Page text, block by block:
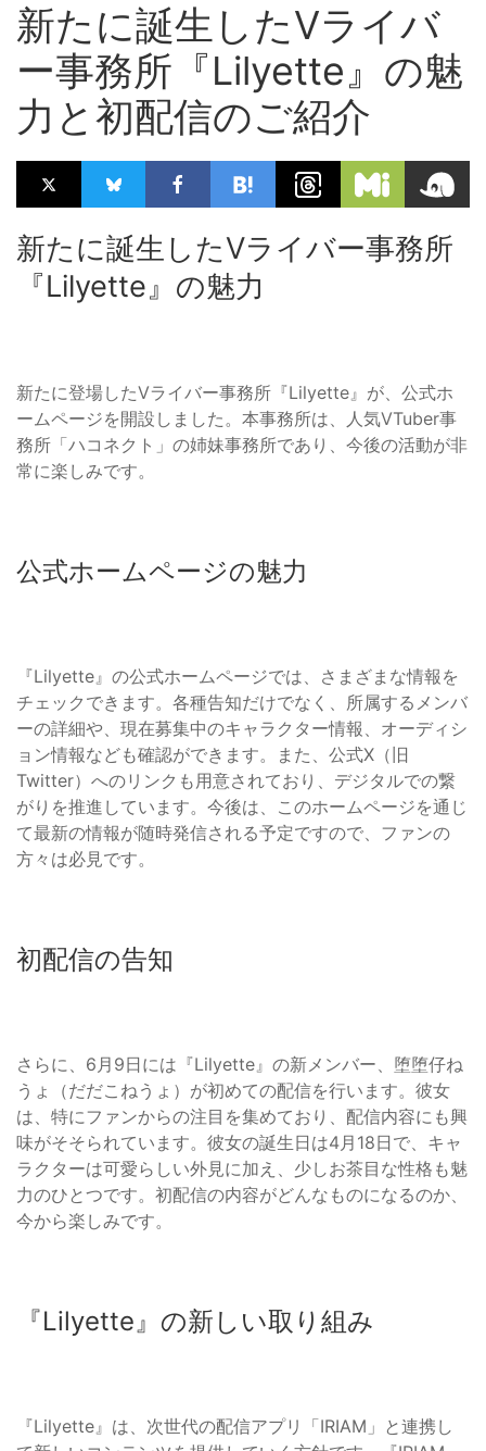
新たに誕生したVライバ
ー事務所『Lilyette』の魅
力と初配信のご紹介
新たに誕生したVライバー事務所
『Lilyette』の魅力
新たに登場したVライバー事務所『Lilyette』が、公式ホ
ームページを開設しました。本事務所は、人気VTuber事
務所「ハコネクト」の姉妹事務所であり、今後の活動が非
常に楽しみです。
公式ホームページの魅力
『Lilyette』の公式ホームページでは、さまざまな情報を
チェックできます。各種告知だけでなく、所属するメンバ
ーの詳細や、現在募集中のキャラクター情報、オーディシ
ョン情報なども確認ができます。また、公式X（旧
Twitter）へのリンクも用意されており、デジタルでの繋
がりを推進しています。今後は、このホームページを通じ
て最新の情報が随時発信される予定ですので、ファンの
方々は必見です。
初配信の告知
さらに、6月9日には『Lilyette』の新メンバー、堕堕仔ね
うょ（だだこねうょ）が初めての配信を行います。彼女
は、特にファンからの注目を集めており、配信内容にも興
味がそそられています。彼女の誕生日は4月18日で、キャ
ラクターは可愛らしい外見に加え、少しお茶目な性格も魅
力のひとつです。初配信の内容がどんなものになるのか、
今から楽しみです。
『Lilyette』の新しい取り組み
『Lilyette』は、次世代の配信アプリ「IRIAM」と連携し